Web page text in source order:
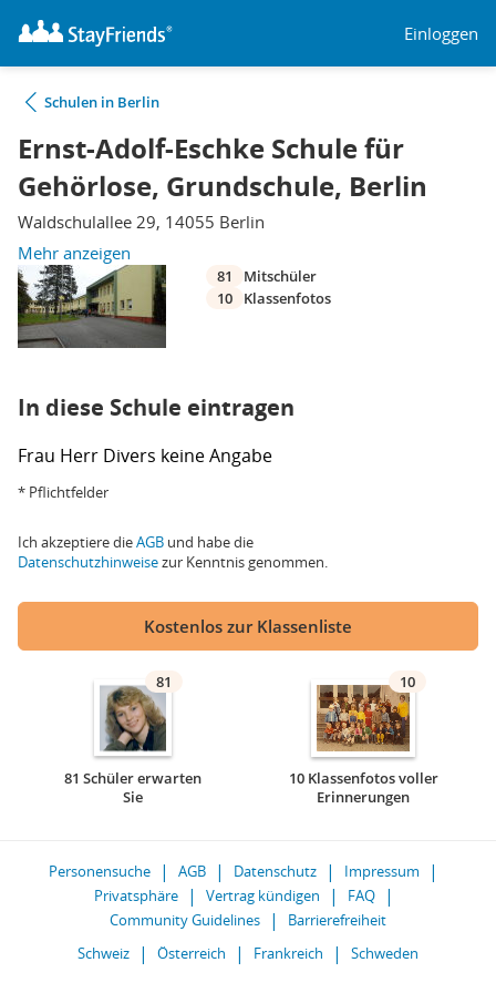
Einloggen
Schulen in Berlin
Ernst-Adolf-Eschke Schule für
Gehörlose, Grundschule, Berlin
Waldschulallee 29, 14055 Berlin
Mehr anzeigen
81
Mitschüler
10
Klassenfotos
In diese Schule eintragen
Frau Herr Divers keine Angabe
* Pflichtfelder
Ich akzeptiere dieAGB und habe die
Datenschutzhinweisezur Kenntnis genommen.
Kostenlos zur Klassenliste
81
81 Schüler erwarten
Sie
10
10 Klassenfotos voller
Erinnerungen
Personensuche AGB Datenschutz
Impressum
Privatsphäre
Vertrag kündigen
FAQ
Community Guidelines
Barrierefreiheit
Schweiz
Österreich Frankreich Schweden